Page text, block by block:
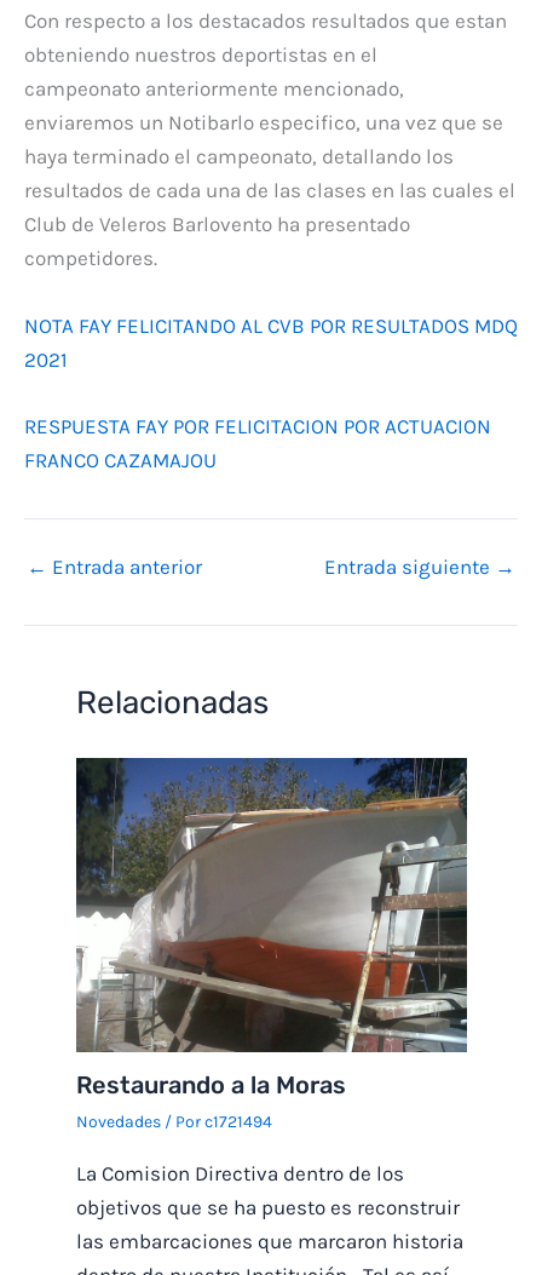
Con respecto a los destacados resultados que estan
obteniendo nuestros deportistas en el
campeonato anteriormente mencionado,
enviaremos un Notibarlo especifico, una vez que se
haya terminado el campeonato, detallando los
resultados de cada una de las clases en las cuales el
Club de Veleros Barlovento ha presentado
competidores.
NOTA FAY FELICITANDO AL CVB POR RESULTADOS MDQ
2021
RESPUESTA FAY POR FELICITACION POR ACTUACION
FRANCO CAZAMAJOU
← Entrada anterior Entrada siguiente →
Relacionadas
Restaurando a la Moras
Novedades/ Porc1721494
La Comision Directiva dentro de los
objetivos que se ha puesto es reconstruir
las embarcaciones que marcaron historia